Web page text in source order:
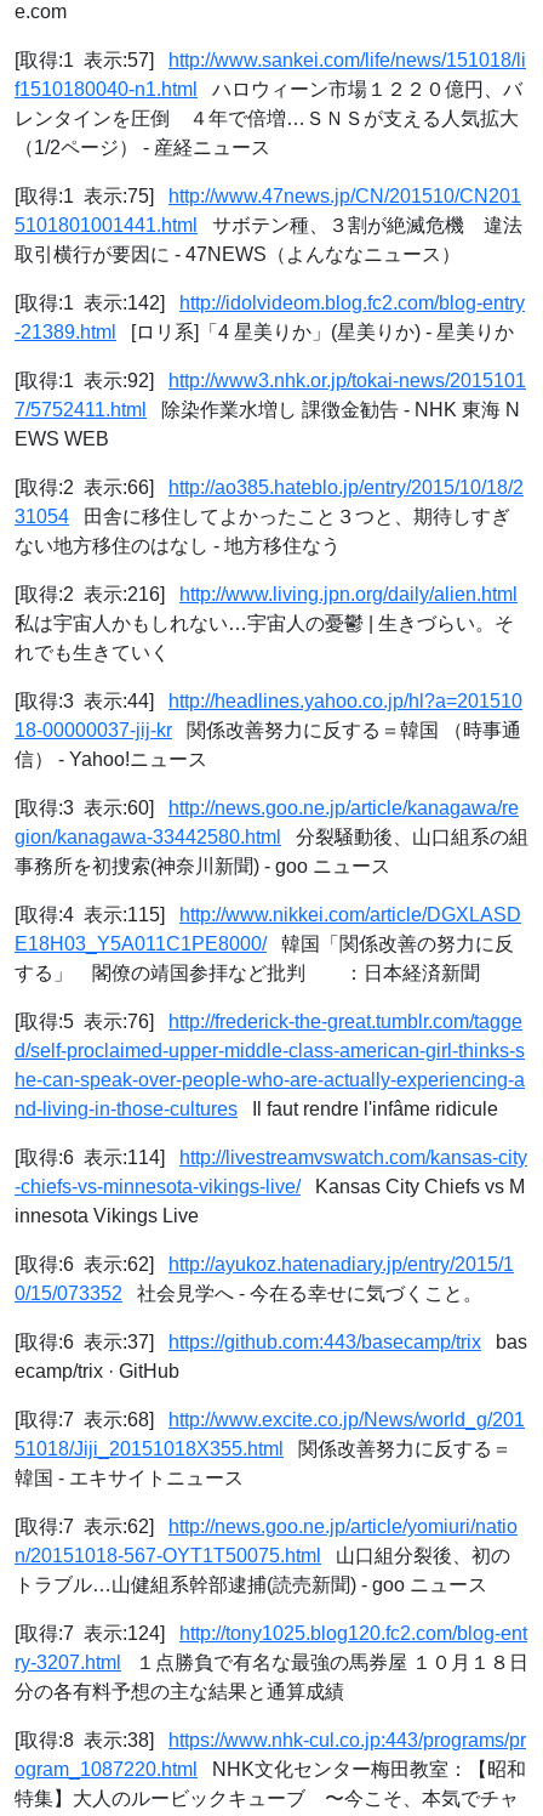
e.com
[取得:1 表示:57]
http://www.sankei.com/life/news/151018/li
f1510180040-n1.html
ハロウィーン市場１２２０億円、バ
レンタインを圧倒 ４年で倍増…ＳＮＳが支える人気拡大
（1/2ページ） - 産経ニュース
[取得:1 表示:75]
http://www.47news.jp/CN/201510/CN201
5101801001441.html
サボテン種、３割が絶滅危機 違法
取引横行が要因に - 47NEWS（よんななニュース）
[取得:1 表示:142]
http://idolvideom.blog.fc2.com/blog-entry
-21389.html
[ロリ系]「4 星美りか」(星美りか) - 星美りか
[取得:1 表示:92]
http://www3.nhk.or.jp/tokai-news/2015101
7/5752411.html
除染作業水増し 課徴金勧告 - NHK 東海 N
EWS WEB
[取得:2 表示:66]
http://ao385.hateblo.jp/entry/2015/10/18/2
31054 田舎に移住してよかったこと３つと、期待しすぎ
ない地方移住のはなし - 地方移住なう
[取得:2 表示:216]
http://www.living.jpn.org/daily/alien.html
私は宇宙人かもしれない…宇宙人の憂鬱 | 生きづらい。そ
れでも生きていく
[取得:3 表示:44]
http://headlines.yahoo.co.jp/hl?a=201510
18-00000037-jij-kr 関係改善努力に反する＝韓国 （時事通
信） - Yahoo!ニュース
[取得:3 表示:60]
http://news.goo.ne.jp/article/kanagawa/re
gion/kanagawa-33442580.html
分裂騒動後、山口組系の組
事務所を初捜索(神奈川新聞) - goo ニュース
[取得:4 表示:115]
http://www.nikkei.com/article/DGXLASD
E18H03_Y5A011C1PE8000/韓国「関係改善の努力に反
する」 閣僚の靖国参拝など批判 ：日本経済新聞
[取得:5 表示:76]
http://frederick-the-great.tumblr.com/tagge
d/self-proclaimed-upper-middle-class-american-girl-thinks-s
he-can-speak-over-people-who-are-actually-experiencing-a
nd-living-in-those-cultures Il faut rendre l'infâme ridicule
[取得:6 表示:114]
http://livestreamvswatch.com/kansas-city
-chiefs-vs-minnesota-vikings-live/Kansas City Chiefs vs M
innesota Vikings Live
[取得:6 表示:62]
http://ayukoz.hatenadiary.jp/entry/2015/1
0/15/073352 社会見学へ - 今在る幸せに気づくこと。
[取得:6 表示:37] https://github.com:443/basecamp/trix bas
ecamp/trix · GitHub
[取得:7 表示:68]
http://www.excite.co.jp/News/world_g/201
51018/Jiji_20151018X355.html
関係改善努力に反する＝
韓国 - エキサイトニュース
[取得:7 表示:62]
http://news.goo.ne.jp/article/yomiuri/natio
n/20151018-567-OYT1T50075.html
山口組分裂後、初の
トラブル…山健組系幹部逮捕(読売新聞) - goo ニュース
[取得:7 表示:124]
http://tony1025.blog120.fc2.com/blog-ent
ry-3207.html
１点勝負で有名な最強の馬券屋 １０月１８日
分の各有料予想の主な結果と通算成績
[取得:8 表示:38]
https://www.nhk-cul.co.jp:443/programs/pr
ogram_1087220.html
NHK文化センター梅田教室：【昭和
特集】大人のルービックキューブ 〜今こそ、本気でチャ